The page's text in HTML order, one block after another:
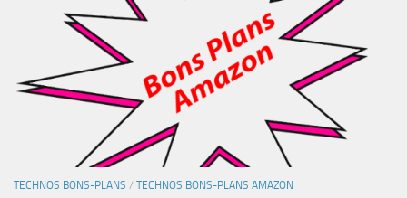
TECHNOS BONS-PLANS / TECHNOS BONS-PLANS AMAZON